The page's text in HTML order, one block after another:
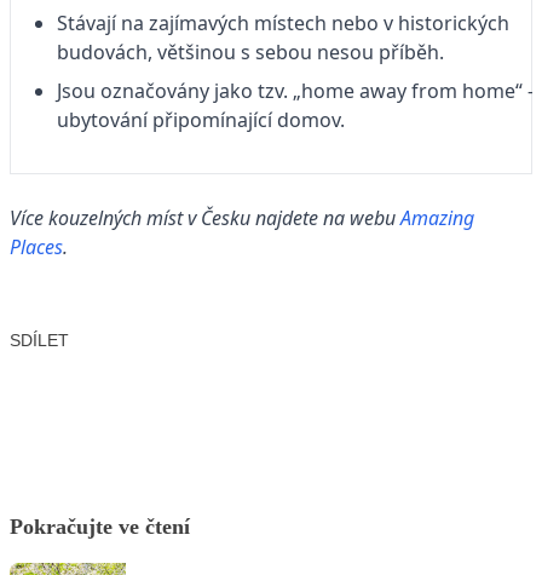
Stávají na zajímavých místech nebo v historických
budovách, většinou s sebou nesou příběh.
Jsou označovány jako tzv. „home away from home“ –
ubytování připomínající domov.
Více kouzelných míst v Česku najdete na webuAmazing
Places.
SDÍLET
Pokračujte ve čtení